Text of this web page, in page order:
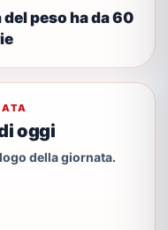
peso ha da 60
oggi
della giornata.